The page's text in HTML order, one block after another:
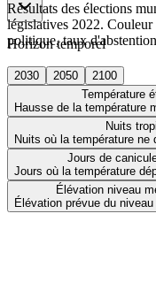
Horizon temporel
2030 2050
2100
Température
Hausse de la température
Nuits
Nuits où la température ne
Jours de
Jours où la température
Élévation niveau
Élévation prévue du
Résultats des élections
législatives 2022.
politique, taux